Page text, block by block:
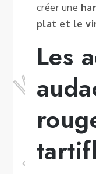
créer une
plat et le
Les